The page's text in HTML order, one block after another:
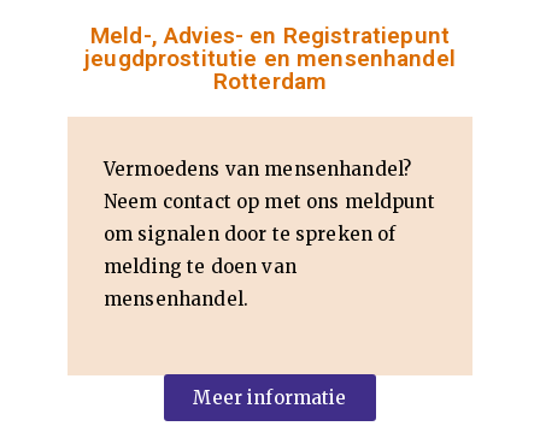
Meld-, Advies- en Registratiepunt
jeugdprostitutie en mensenhandel
Rotterdam
Vermoedens van mensenhandel?
Neem contact op met ons meldpunt
om sig­nalen door te spreken of
melding te doen van
mensenhandel.
Meer informatie